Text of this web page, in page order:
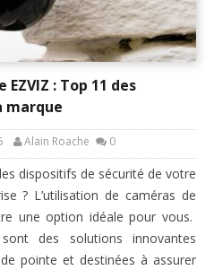
: Top 11 des
marque
Alain Roache 0
dispositifs de sécurité de votre
? L’utilisation de caméras de
une option idéale pour vous.
des solutions innovantes
pointe et destinées à assurer